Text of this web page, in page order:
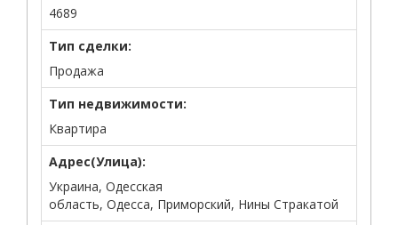
4689
Тип сделки:
Продажа
Тип недвижимости:
Квартира
Адрес(Улица):
Украина, Одесская
область, Одесса, Приморский, Нины Стракатой